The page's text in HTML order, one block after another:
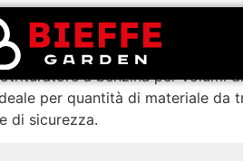
a benzina per volumi
per quantità di materiale da
di sicurezza.